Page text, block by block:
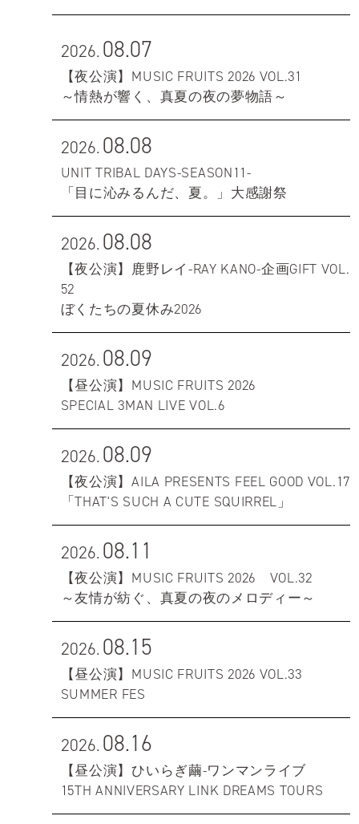
2026.08.07
【夜公演】MUSIC FRUITS 2026 VOL.31
～情熱が響く、真夏の夜の夢物語～
2026.08.08
UNIT TRIBAL DAYS-SEASON11-
「目に沁みるんだ、夏。」大感謝祭
2026.08.08
【夜公演】鹿野レイ-RAY KANO-企画GIFT VOL.
52
ぼくたちの夏休み2026
2026.08.09
【昼公演】MUSIC FRUITS 2026
SPECIAL 3MAN LIVE VOL.6
2026.08.09
【夜公演】AILA PRESENTS FEEL GOOD VOL.17
「THAT'S SUCH A CUTE SQUIRREL」
2026.08.11
【夜公演】MUSIC FRUITS 2026 VOL.32
～友情が紡ぐ、真夏の夜のメロディー～
2026.08.15
【昼公演】MUSIC FRUITS 2026 VOL.33
SUMMER FES
2026.08.16
【昼公演】ひいらぎ繭-ワンマンライブ
15TH ANNIVERSARY LINK DREAMS TOURS